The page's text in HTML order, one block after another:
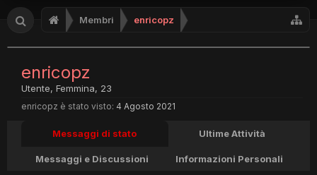
Membri enricopz
enricopz
Utente, Femmina, 23
enricopz è stato visto: 4 Agosto 2021
Messaggi di stato Ultime Attività
Messaggi e Discussioni Informazioni Personali